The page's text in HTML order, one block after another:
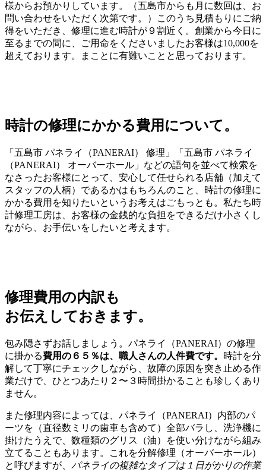
様からお預かりしています。（五島市からも月に数回は、お
問い合わせをいただく次第です。）このうち見積もりにご納
得をいただき、修理に進む時計が９割近く。創業から今日に
至るまでの間に、ご用命をくださいましたお客様は10,000を
超えております。まことに有難いことと思っております。
時計の修理にかかる費用について。
「五島市 パネライ（PANERAI） 修理」「五島市 パネライ
（PANERAI） オーバーホール」などの語句を並べて検索を
なさったお客様にとって、安心して任せられる店舗（加えて
スタッフの人柄）であるかはもちろんのこと、時計の修理に
かかる費用を知りたいというお考えはごもっとも。私たち時
計修理工房は、お客様の金銭的な負担をできるだけ小さくし
ながら、お手伝いをしたいと考えます。
修理費用の内訳も
お伝えしておきます。
包み隠さずお話しましょう。パネライ（PANERAI）の修理
に掛かる費用の６５％は、職人さんの人件費です。 時計を分
解して丁寧にチェックしながら、故障の原因を突き止める作
業だけで、ひとつあたり２〜３時間掛かることも珍しくあり
ません。
また修理内容によっては、パネライ（PANERAI）内部のパ
ーツを（直径数ミリの歯車も含めて）全部バラし、洗浄機に
掛けたうえで、数種類のグリス（油）を使い分けながら組み
立てることもあります。これを分解修理（オーバーホール）
と呼びますが、 パネライの複雑なタイプは１日がかりの作業